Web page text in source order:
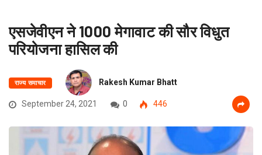
एसजेवीएन ने 1000 मेगावाट की सौर विधुत
परियोजना हासिल की
राज्य समाचार Rakesh Kumar Bhatt
September 24, 2021 0 446